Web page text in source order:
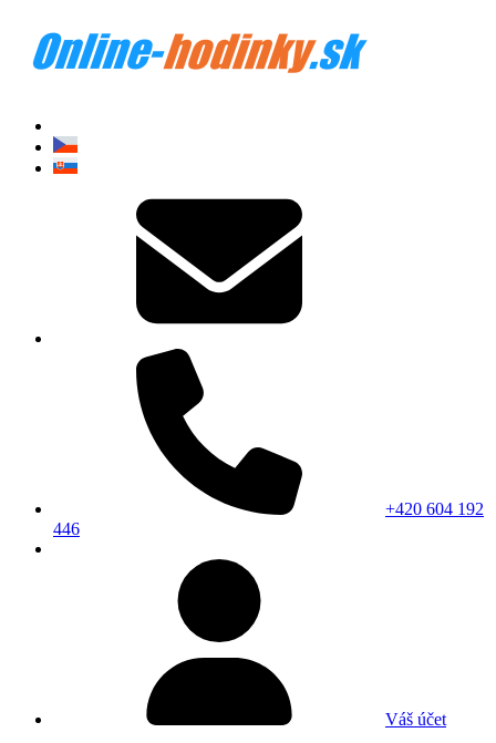
+420 604 192
446
Váš účet